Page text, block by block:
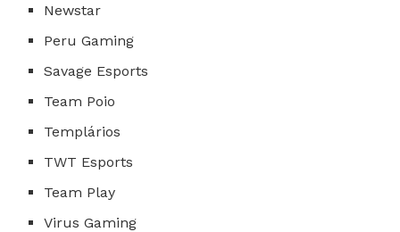
Newstar
Peru Gaming
Savage Esports
Team Poio
Templários
TWT Esports
Team Play
Virus Gaming